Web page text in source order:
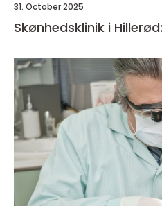
31. October 2025
Skønhedsklinik i